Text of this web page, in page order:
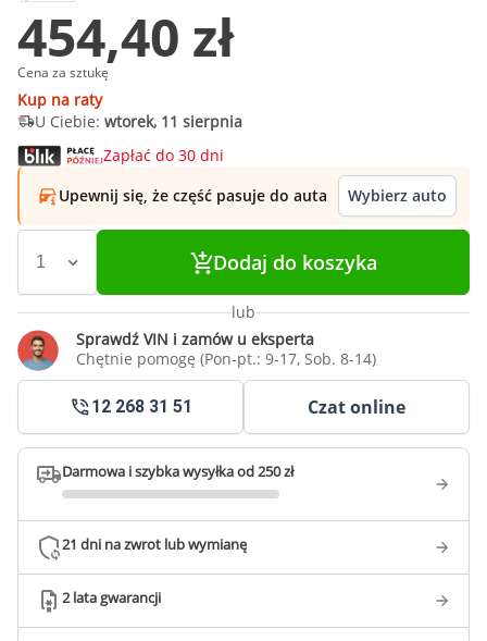
454,40 zł
Cena za sztukę
Kup na raty
U Ciebie: wtorek, 11 sierpnia
Zapłać do 30 dni
Upewnij się, że część pasuje do auta
Wybierz auto
Dodaj do koszyka
lub
Sprawdź VIN i zamów u eksperta
Chętnie pomogę (Pon-pt.: 9-17, Sob. 8-14)
12 268 31 51 Czat online
Darmowa i szybka wysyłka od 250 zł
21 dni na zwrot lub wymianę
2 lata gwarancji